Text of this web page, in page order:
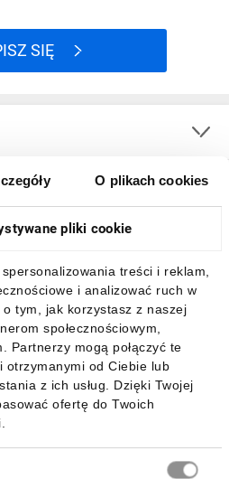
O plikach cookies
pliki cookie
treści i reklam,
i analizować ruch w
tym, jak korzystasz z naszej
społecznościowym,
Partnerzy mogą połączyć te
otrzymanymi od Ciebie lub
z ich usług. Dzięki Twojej
ofertę do Twoich
SIĘ
aplikację mobilną: